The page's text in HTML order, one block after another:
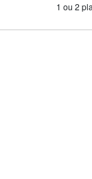
1 ou 2